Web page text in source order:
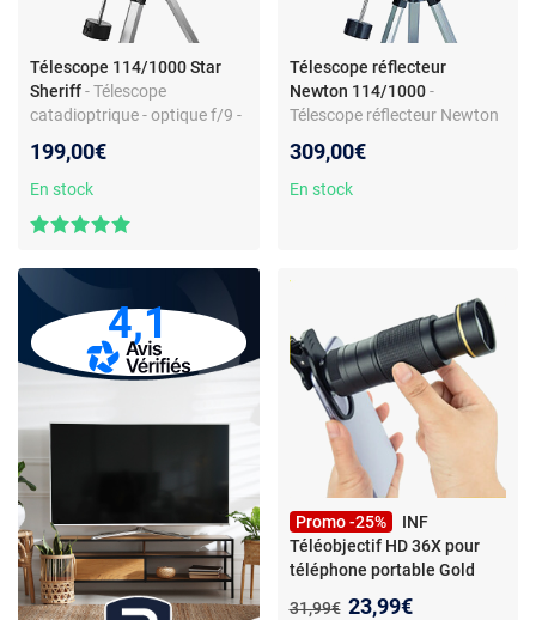
Télescope 114/1000 Star
Sheriff- Télescope
catadioptrique - optique f/9 -
199,00€
En stock
Télescope réflecteur
Newton 114/1000 -
Télescope réflecteur Newton
f/9
309,00€
En stock
4,1
Promo -25%
INF
Téléobjectif HD 36X pour
téléphone portable Gold
Ancien prix :
31,99€ Nouveau prix :
23,99€